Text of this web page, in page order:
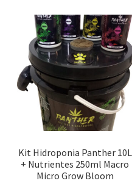
Kit Hidroponia Panther 10L
+ Nutrientes 250ml Macro
Micro Grow Bloom